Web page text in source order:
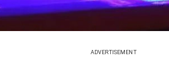
ADVERTISEMENT